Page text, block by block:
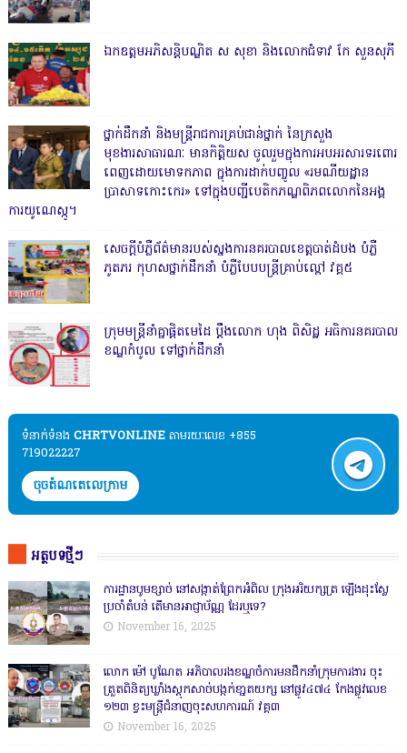
ឯកឧត្តមអភិសន្តិបណ្ឌិត ស សុខា និងលោកជំទាវ កែ សួនសុភី
ថ្នាក់ដឹកនាំ និងមន្ត្រីរាជការគ្រប់ជាន់ថ្នាក់ នៃក្រសួង
មុខងារសាធារណៈ មានកិត្តិយស ចូលរួមក្នុងការអបអរសារទរពោរ
ពេញដោយមោទកភាព ក្នុងការដាក់បញ្ចូល «រមណីយដ្ឋាន
ប្រាសាទកោះកេរ» ទៅក្នុងបញ្ជីបេតិកភណ្ឌពិភពលោកនៃអង្គ
ការយូណេស្កូ។
សេចក្តីបំភ្លឺព័ត៌មានរបស់ស្នងការនគរបាលខេត្តបាត់ដំបង បំភ្លឺ
ភូតភរ កុហសថ្នាក់ដឹកនាំ បំភ្លឺបែបបន្ត្រីគ្រាប់ល្ពៅ វគ្គ៥
ក្រុមមន្ត្រីនាំគ្នាផ្ដិតមេដៃ ប្ដឹងលោក ហុង ពិសិដ្ឋ អធិការនគរបាល
ខណ្ឌកំបូល ទៅថ្នាក់ដឹកនាំ
ទំនាក់ទំនង​​ CHRTVONLINE តាមរយៈលេខ +855
719022227
ចុចតំណតេលេក្រាម
អត្ថបទថ្មីៗ
ការដ្ឋានបូមខ្សាច់ នៅសង្កាត់ព្រែកអំពិល ក្រុងអរិយក្សត្រ ឡើងដុះស្លែ
ប្រចាំតំបន់ តើមានអាជ្ញាប័ណ្ណ ដែរឬទេ?
November 16, 2025
លោក ម៉ៅ បូណែត អភិបាលរងខណ្ឌចំការមនដឹកនាំក្រុមការងារ ចុះ
ត្រួតពិនិត្យឃ្លាំងស្តុកសាច់បង្កក់ខា្នតយក្ស នៅផ្លូវ៤៧៤ កែងផ្លូវលេខ
១២៣ ខ្វះមន្ត្រីជំនាញចុះសហការណ៍ វគ្គ៣
November 16, 2025